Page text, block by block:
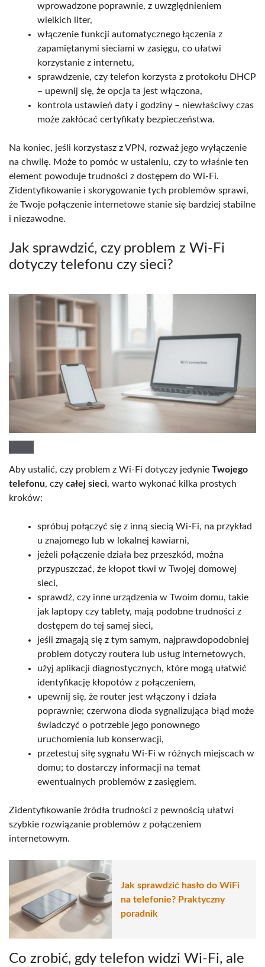
wprowadzone poprawnie, z uwzględnieniem
wielkich liter,
włączenie funkcji automatycznego łączenia z
zapamiętanymi sieciami w zasięgu, co ułatwi
korzystanie z internetu,
sprawdzenie, czy telefon korzysta z protokołu DHCP
– upewnij się, że opcja ta jest włączona,
kontrola ustawień daty i godziny – niewłaściwy czas
może zakłócać certyfikaty bezpieczeństwa.
Na koniec, jeśli korzystasz z VPN, rozważ jego wyłączenie
na chwilę. Może to pomóc w ustaleniu, czy to właśnie ten
element powoduje trudności z dostępem do Wi-Fi.
Zidentyfikowanie i skorygowanie tych problemów sprawi,
że Twoje połączenie internetowe stanie się bardziej stabilne
i niezawodne.
Jak sprawdzić, czy problem z Wi-Fi
dotyczy telefonu czy sieci?
Aby ustalić, czy problem z Wi-Fi dotyczy jedynie Twojego
telefonu, czy całej sieci, warto wykonać kilka prostych
kroków:
spróbuj połączyć się z inną siecią Wi-Fi, na przykład
u znajomego lub w lokalnej kawiarni,
jeżeli połączenie działa bez przeszkód, można
przypuszczać, że kłopot tkwi w Twojej domowej
sieci,
sprawdź, czy inne urządzenia w Twoim domu, takie
jak laptopy czy tablety, mają podobne trudności z
dostępem do tej samej sieci,
jeśli zmagają się z tym samym, najprawdopodobniej
problem dotyczy routera lub usług internetowych,
użyj aplikacji diagnostycznych, które mogą ułatwić
identyfikację kłopotów z połączeniem,
upewnij się, że router jest włączony i działa
poprawnie; czerwona dioda sygnalizująca błąd może
świadczyć o potrzebie jego ponownego
uruchomienia lub konserwacji,
przetestuj siłę sygnału Wi-Fi w różnych miejscach w
domu; to dostarczy informacji na temat
ewentualnych problemów z zasięgiem.
Zidentyfikowanie źródła trudności z pewnością ułatwi
szybkie rozwiązanie problemów z połączeniem
internetowym.
Jak sprawdzić hasło do WiFi
na telefonie? Praktyczny
poradnik
Co zrobić, gdy telefon widzi Wi-Fi, ale